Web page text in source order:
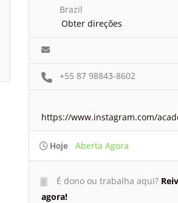
Brazil
Obter direções
+55 87 98843-8602
https://www.instagram.com/
Hoje Aberta Agora
É dono ou trabalha aqui?
agora!